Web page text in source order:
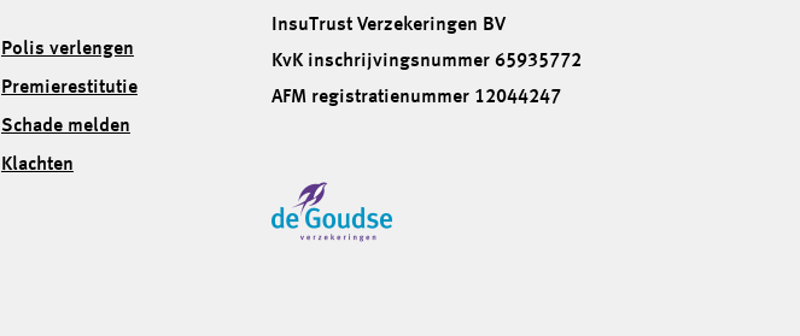
Polis verlengen
Premierestitutie
Schade melden
Klachten
InsuTrust Verzekeringen BV
KvK inschrijvingsnummer 65935772
AFM registratienummer 12044247